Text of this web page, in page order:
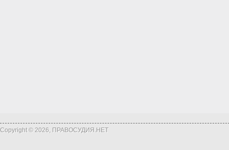
Copyright © 2026, ПРАВОСУДИЯ.НЕТ